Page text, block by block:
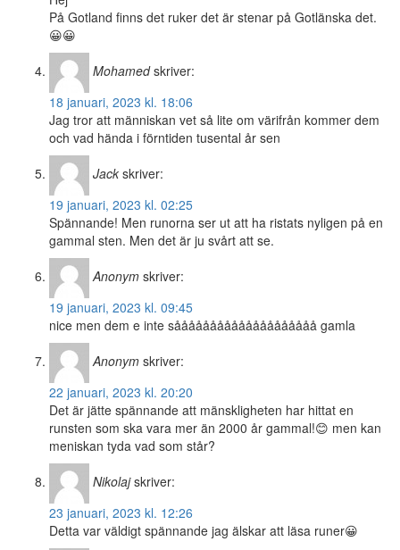
På Gotland finns det ruker det är stenar på Gotlänska det.
😀😀
Mohamed skriver:
18 januari, 2023 kl. 18:06
Jag tror att människan vet så lite om värifrån kommer dem
och vad hända i förntiden tusental år sen
Jack skriver:
19 januari, 2023 kl. 02:25
Spännande! Men runorna ser ut att ha ristats nyligen på en
gammal sten. Men det är ju svårt att se.
Anonym skriver:
19 januari, 2023 kl. 09:45
nice men dem e inte såååååååååååååååååååå gamla
Anonym skriver:
22 januari, 2023 kl. 20:20
Det är jätte spännande att mänskligheten har hittat en
runsten som ska vara mer än 2000 år gammal!😊 men kan
meniskan tyda vad som står?
Nikolaj skriver:
23 januari, 2023 kl. 12:26
Detta var väldigt spännande jag älskar att läsa runer😀